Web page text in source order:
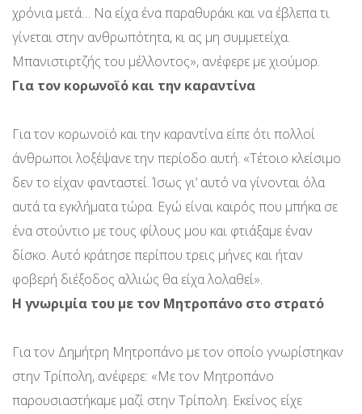
χρόνια μετά… Να είχα ένα παραθυράκι και να έβλεπα τι
γίνεται στην ανθρωπότητα, κι ας μη συμμετείχα.
Μπανιστιρτζής του μέλλοντος», ανέφερε με χιούμορ.
Για τον κορωνοϊό και την καραντίνα
Για τον κορωνοϊό και την καραντίνα είπε ότι πολλοί
άνθρωποι λοξέψανε την περίοδο αυτή. «Τέτοιο κλείσιμο
δεν το είχαν φανταστεί. Ίσως γι’ αυτό να γίνονται όλα
αυτά τα εγκλήματα τώρα. Εγώ είναι καιρός που μπήκα σε
ένα στούντιο με τους φίλους μου και φτιάξαμε έναν
δίσκο. Αυτό κράτησε περίπου τρεις μήνες και ήταν
φοβερή διέξοδος αλλιώς θα είχα λολαθεί».
Η γνωριμία του με τον Μητροπάνο στο στρατό
Για τον Δημήτρη Μητροπάνο με τον οποίο γνωρίστηκαν
στην Τρίπολη, ανέφερε: «Με τον Μητροπάνο
παρουσιαστήκαμε μαζί στην Τρίπολη. Εκείνος είχε